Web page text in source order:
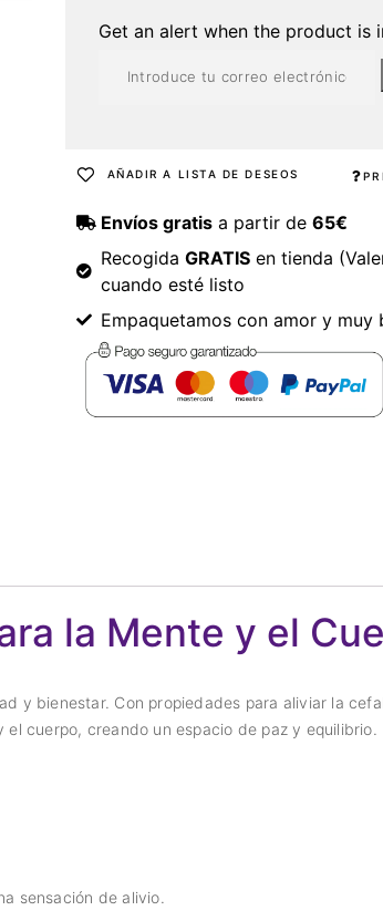
Get an alert when the product is
AÑADIR A LISTA DE DESEOS
Envíos gratis a partir de65€
RecogidaGRATIS en tienda
cuando esté listo
Empaquetamos con amor y muy
la Mente y el
y bienestar. Con propiedades para aliviar la
cuerpo, creando un espacio de paz y equilibrio.
sensación de alivio.